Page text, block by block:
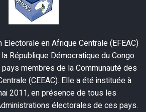
Electorale en Afrique Centrale (EFEAC)
République Démocratique du Congo
membres de la Communauté des
(CEEAC). Elle a été instituée à
2011, en présence de tous les
électorales de ces pays.